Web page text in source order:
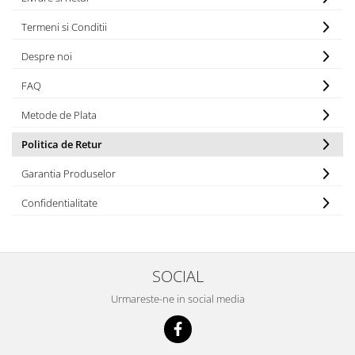
Scutere electrice
Termeni si Conditii
Despre noi
FAQ
Metode de Plata
Politica de Retur
Garantia Produselor
Confidentialitate
SOCIAL
Urmareste-ne in social media